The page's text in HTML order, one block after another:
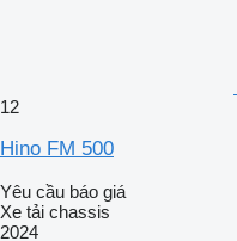
12
Hino FM 500
Yêu cầu báo giá
Xe tải chassis
2024